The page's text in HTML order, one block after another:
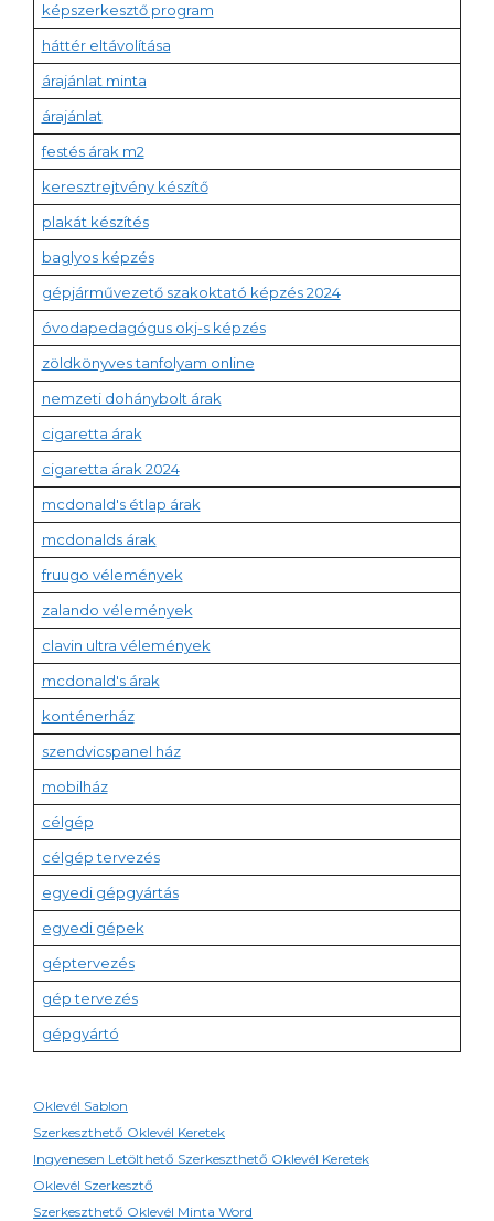
képszerkesztő program
háttér eltávolítása
árajánlat minta
árajánlat
festés árak m2
keresztrejtvény készítő
plakát készítés
baglyos képzés
gépjárművezető szakoktató képzés 2024
óvodapedagógus okj-s képzés
zöldkönyves tanfolyam online
nemzeti dohánybolt árak
cigaretta árak
cigaretta árak 2024
mcdonald's étlap árak
mcdonalds árak
fruugo vélemények
zalando vélemények
clavin ultra vélemények
mcdonald's árak
konténerház
szendvicspanel ház
mobilház
célgép
célgép tervezés
egyedi gépgyártás
egyedi gépek
géptervezés
gép tervezés
gépgyártó
Oklevél Sablon
Szerkeszthető Oklevél Keretek
Ingyenesen Letölthető Szerkeszthető Oklevél Keretek
Oklevél Szerkesztő
Szerkeszthető Oklevél Minta Word